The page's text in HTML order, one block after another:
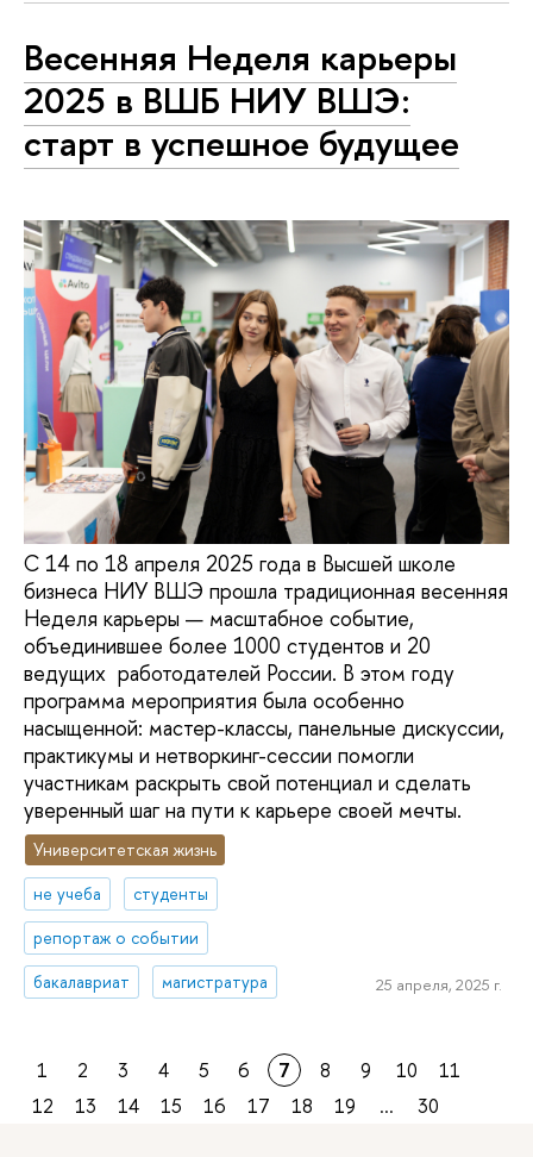
Весенняя Неделя карьеры
2025 в ВШБ НИУ ВШЭ:
старт в успешное будущее
С 14 по 18 апреля 2025 года в Высшей школе
бизнеса НИУ ВШЭ прошла традиционная весенняя
Неделя карьеры — масштабное событие,
объединившее более 1000 студентов и 20
ведущих работодателей России. В этом году
программа мероприятия была особенно
насыщенной: мастер-классы, панельные дискуссии,
практикумы и нетворкинг-сессии помогли
участникам раскрыть свой потенциал и сделать
уверенный шаг на пути к карьере своей мечты.
Университетская жизнь
не учеба
студенты
репортаж о событии
бакалавриат
магистратура 25 апреля, 2025 г.
1 2 3 4 5 6 7 8 9 10
11
12
13 14 15 16 17 18 19 ... 30